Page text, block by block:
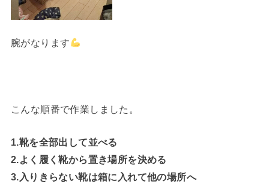
腕がなります
こんな順番で作業しました。
1.靴を全部出して並べる
2.よく履く靴から置き場所を決める
3.入りきらない靴は箱に入れて他の場所へ